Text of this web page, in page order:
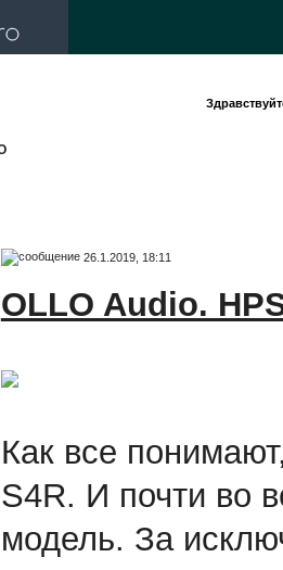
26.1.2019, 18:11
OLLO Audio.
Как все
S4R. И почти во
модель. За